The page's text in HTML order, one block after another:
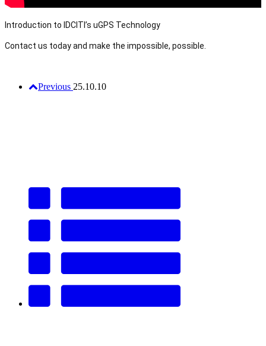
Introduction to IDCITI’s uGPS Technology
Contact us today and make the impossible, possible.
Previous 25.10.10